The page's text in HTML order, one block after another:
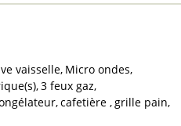
vaisselle Micro ondes
3 feux gaz
cafetière grille pain